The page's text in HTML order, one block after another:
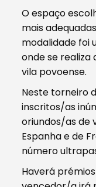
O espaço
mais
modalidade foi
onde se realiza
vila povoense.
Neste torneiro
inscritos/as
oriundos/as de
Espanha e de
número
Haverá